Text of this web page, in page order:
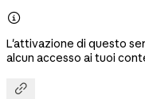

L'attivazione di questo
alcun accesso ai tuoi
